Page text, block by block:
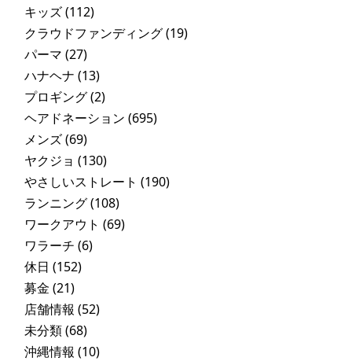
キッズ(112)
クラウドファンディング(19)
パーマ (27)
ハナヘナ (13)
プロギング(2)
ヘアドネーション (695)
メンズ(69)
ヤクジョ (130)
やさしいストレート (190)
ランニング(108)
ワークアウト (69)
ワラーチ (6)
休日 (152)
募金 (21)
店舗情報 (52)
未分類(68)
沖縄情報 (10)